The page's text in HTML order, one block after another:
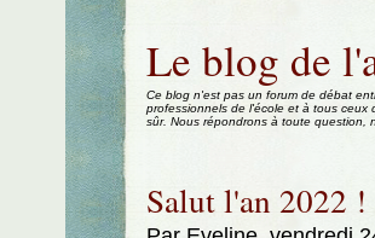
Aller au contenu
Le blog de
Ce blog n'est pas un forum de débat
professionnels de l'école et à tous ceux
sûr. Nous répondrons à toute question,
Salut l'an 2022 !